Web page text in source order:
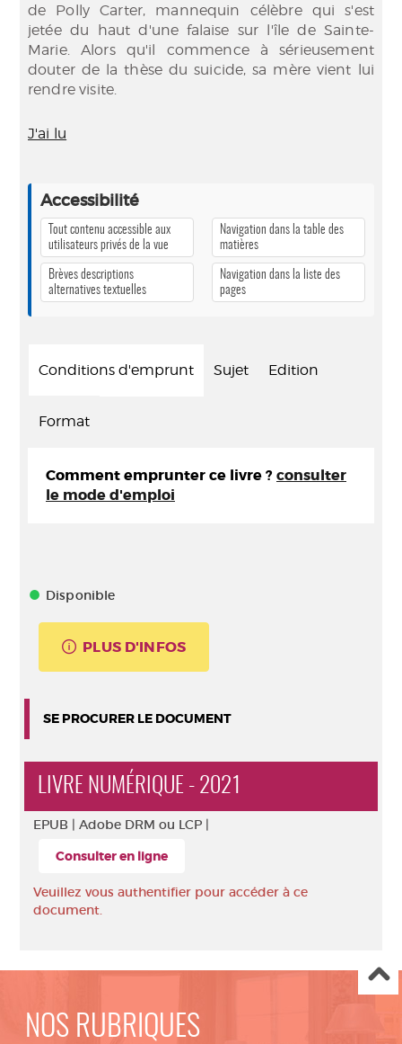
de Polly Carter, mannequin célèbre qui s'est
jetée du haut d'une falaise sur l'île de Sainte-
Marie. Alors qu'il commence à sérieusement
douter de la thèse du suicide, sa mère vient lui
rendre visite.
J'ai lu
Accessibilité
Tout contenu accessible aux
utilisateurs privés de la vue
Brèves descriptions
alternatives textuelles
Navigation dans la table des
matières
Navigation dans la liste des
pages
Conditions d'emprunt Sujet Edition
Format
Comment emprunter ce livre ? consulter
le mode d'emploi
Disponible
PLUS D'INFOS
SE PROCURER LE DOCUMENT
LIVRE NUMÉRIQUE - 2021
EPUB | Adobe DRM ou LCP |
Consulter en ligne
Veuillez vous authentifier pour accéder à ce
document.
NOS RUBRIQUES